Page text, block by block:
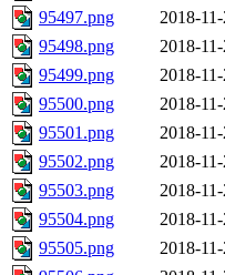
95497.png
2018-
95498.png
2018-
95499.png
2018-
95500.png
2018-
95501.png
2018-
95502.png
2018-
95503.png
2018-
95504.png
2018-
95505.png
2018-